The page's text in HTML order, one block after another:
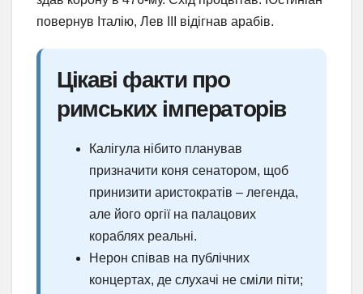
повернув Італію, Лев III відігнав арабів.
Цікаві факти про
римських імператорів
Калігула нібито планував
призначити коня сенатором, щоб
принизити аристократів – легенда,
але його оргії на палацових
кораблях реальні.
Нерон співав на публічних
концертах, де слухачі не сміли піти;